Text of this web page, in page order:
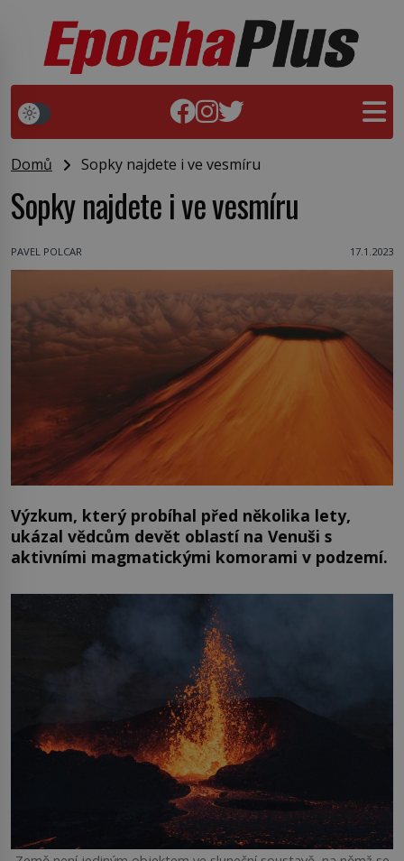
Domů Sopky najdete i ve vesmíru
Sopky najdete i ve vesmíru
PAVEL POLCAR 17.1.2023
Výzkum, který probíhal před několika lety,
ukázal vědcům devět oblastí na Venuši s
aktivními magmatickými komorami v podzemí.